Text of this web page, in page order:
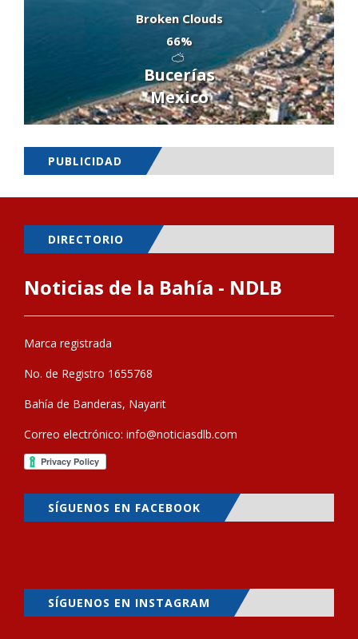
Broken Clouds
66%
Bucerías
Mexico
PUBLICIDAD
DIRECTORIO
Noticias de la Bahía - NDLB
Marca registrada
No. de Registro 1655768
Bahía de Banderas, Nayarit
Correo electrónico: info@noticiasdlb.com
SÍGUENOS EN FACEBOOK
SÍGUENOS EN INSTAGRAM